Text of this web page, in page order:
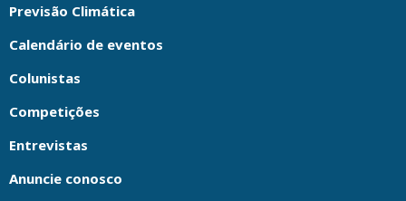
Previsão Climática
Calendário de eventos
Colunistas
Competições
Entrevistas
Anuncie conosco